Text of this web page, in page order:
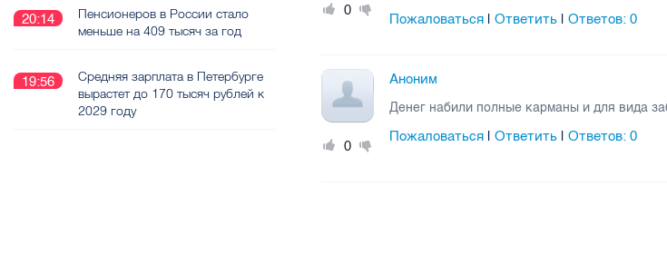
0
Пожаловаться |Ответить |Ответов:0
0
Аноним
Денег набили полные карманы и для вида
Пожаловаться |Ответить |Ответов:0
20:14
Пенсионеров в России стало
меньше на 409 тысяч за год
19:56
Средняя зарплата в Петербурге
вырастет до 170 тысяч рублей к
2029 году